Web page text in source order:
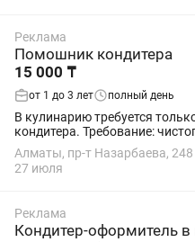
Реклама
Помошник кондитера
15 000 ₸
от 1 до 3 лет полный день
В кулинарию требуется
кондитера. Требование:
внимательность,
кондитеру во всем. График 5/
Алматы, пр-т Назарбаева, 248
27 июля
Реклама
Кондитер-оформитель